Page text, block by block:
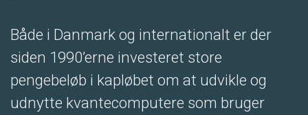
Både i Danmark og internationalt er der
siden 1990’erne investeret store
pengebeløb i kapløbet om at udvikle og
udnytte kvantecomputere som bruger